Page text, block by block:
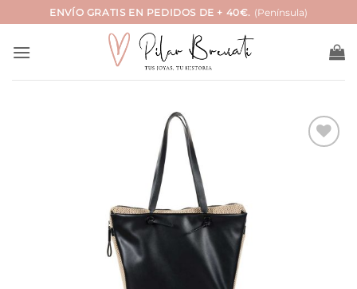
al
contenido
ENVÍO GRATIS EN PEDIDOS DE + 40€. (Península)